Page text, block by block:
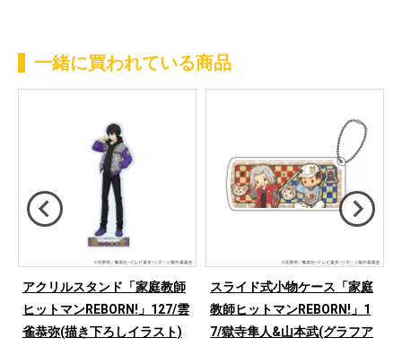
一緒に買われている商品
アクリルスタンド「家庭教師
ヒットマンREBORN!」127/雲
雀恭弥(描き下ろしイラスト)
スライド式小物ケース「家庭
教師ヒットマンREBORN!」1
7/獄寺隼人&山本武(グラフア